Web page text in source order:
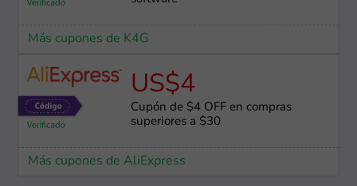
Más cupones de K4G
US$4
Cupón de $4 OFF en compras
superiores a $30
Más cupones de AliExpress